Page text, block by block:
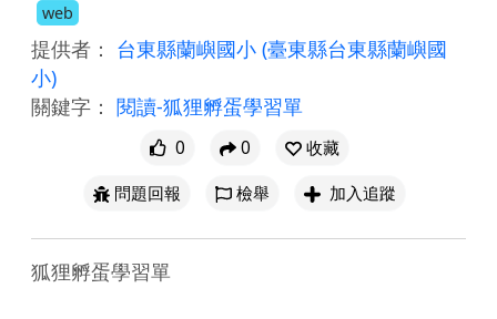
web
提供者： 台東縣蘭嶼國小 (臺東縣台東縣蘭嶼國
小)
關鍵字： 閱讀-狐狸孵蛋學習單
0 0
收藏
問題回報
檢舉 加入追蹤
狐狸孵蛋學習單